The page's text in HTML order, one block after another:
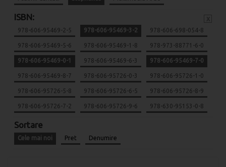
ISBN:
978-606-95469-2-5 978-606-95469-3-2 978-606-698-054-8
978-606-95469-5-6 978-606-95469-1-8 978-973-88771-6-0
978-606-95469-0-1 978-606-95469-6-3 978-606-95469-7-0
978-606-95469-8-7 978-606-95726-0-3 978-606-95726-1-0
978-606-95726-5-8 978-606-95726-6-5 978-606-95726-8-9
978-606-95726-7-2 978-606-95726-9-6 978-630-95153-0-8
Sortare
Cele mai noi Pret Denumire